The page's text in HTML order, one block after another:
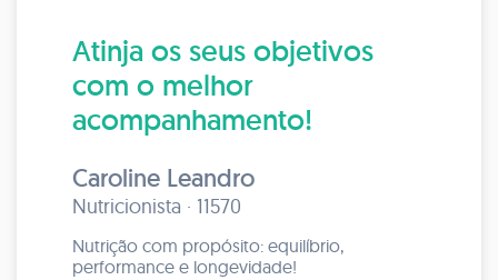
Atinja os seus objetivos
com o melhor
acompanhamento!
Caroline Leandro
Nutricionista · 11570
Nutrição com propósito: equilíbrio,
performance e longevidade!